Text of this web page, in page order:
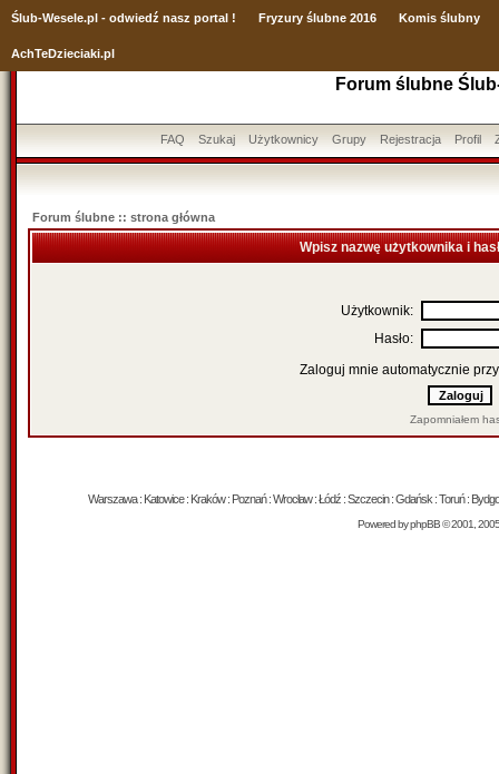
Ślub-Wesele.pl - odwiedź nasz portal ! Fryzury ślubne 2016 Komis ślubny
AchTeDzieciaki.pl
Forum ślubne
FAQ Szukaj Użytkownicy Grupy Rejestracja Profil
Forum ślubne :: strona główna
Wpisz nazwę użytkownika i
Użytkownik:
Hasło:
Zaloguj mnie automatycznie
Zapomniałem
Warszawa : Katowice : Kraków : Poznań : Wrocław : Łódź : Szczecin : Gdańsk : Toruń :
Powered byphpBB© 2001,